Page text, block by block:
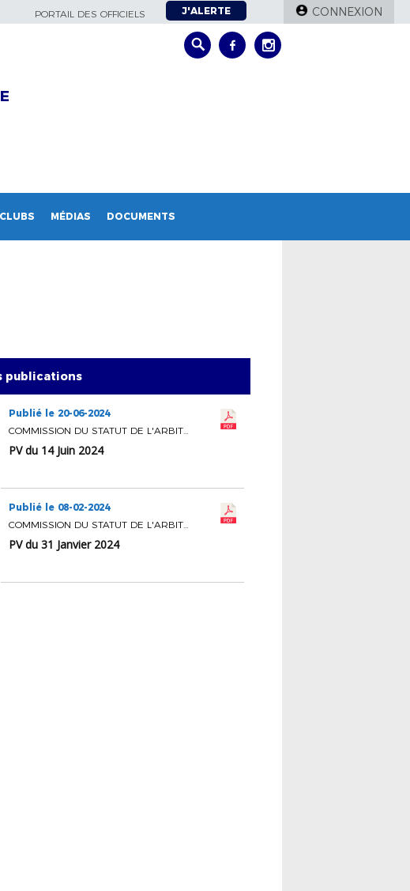
PORTAIL DES OFFICIELS J'ALERTE CONNEXION
CLUBS MÉDIAS DOCUMENTS
publications
Publié le 20-06-2024
COMMISSION DU STATUT DE L'ARBITRAGE
PV du 14 Juin 2024
Publié le 08-02-2024
COMMISSION DU STATUT DE L'ARBITRAGE
PV du 31 Janvier 2024